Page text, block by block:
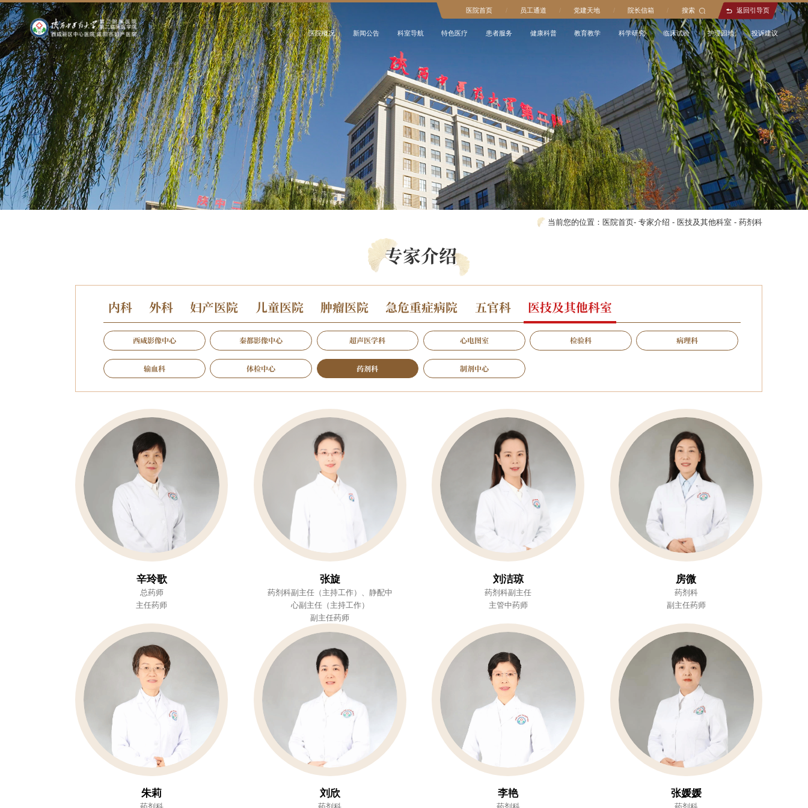
医院首页 / 员工通道 / 党建天地 / 院长信箱 / 搜索 返回引导页
医院概况 新闻公告 科室导航 特色医疗 患者服务 健康科普 教育教学 科学研究 临床试验 护理园地 投诉建议
当前您的位置： 医院首页-专家介绍 - 医技及其他科室 -药剂科
专家介绍
内科 外科 妇产医院 儿童医院 肿瘤医院 急危重症病院 五官科 医技及其他科室
西咸影像中心 秦都影像中心 超声医学科 心电图室 检验科 病理科
输血科 体检中心 药剂科 制剂中心
辛玲歌
总药师
主任药师
张旋
药剂科副主任（主持工作）、静配中
心副主任（主持工作）
副主任药师
刘洁琼
药剂科副主任
主管中药师
房微
药剂科
副主任药师
朱莉 刘欣 李艳 张媛媛